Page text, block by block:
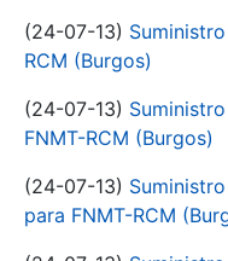
(24-07-13)
RCM (Burgos)
(24-07-13)
FNMT-RCM (Burgos)
(24-07-13)
para FNMT-RCM